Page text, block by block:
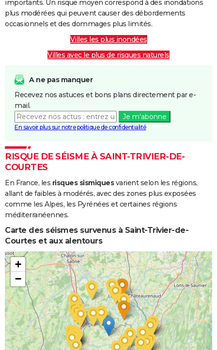
importants. Un risque moyen correspond à des inondations
plus modérées qui peuvent causer des débordements
occasionnels et des dommages plus limités.
Villes les plus inondées
Villes avec le plus de risques naturels
A ne pas manquer
Recevez nos astuces et bons plans directement par e-
mail.
Je m'abonne
En savoir plus sur notre politique de confidentialité
RISQUE DE SÉISME À SAINT-TRIVIER-DE-
COURTES
En France, les risques sismiquesvarient selon les régions,
allant de faibles à modérés, avec des zones plus exposées
comme les Alpes, les Pyrénées et certaines régions
méditerranéennes.
Carte des séismes survenus à Saint-Trivier-de-
Courtes et aux alentours
+
−